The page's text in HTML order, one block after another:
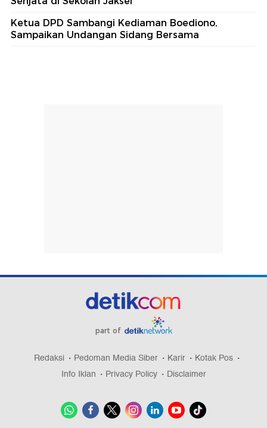
Ketua DPD Sambangi Kediaman Boediono,
Sampaikan Undangan Sidang Bersama
part of
Redaksi Pedoman Media Siber Karir
Kotak Pos
Info Iklan
Privacy Policy Disclaimer